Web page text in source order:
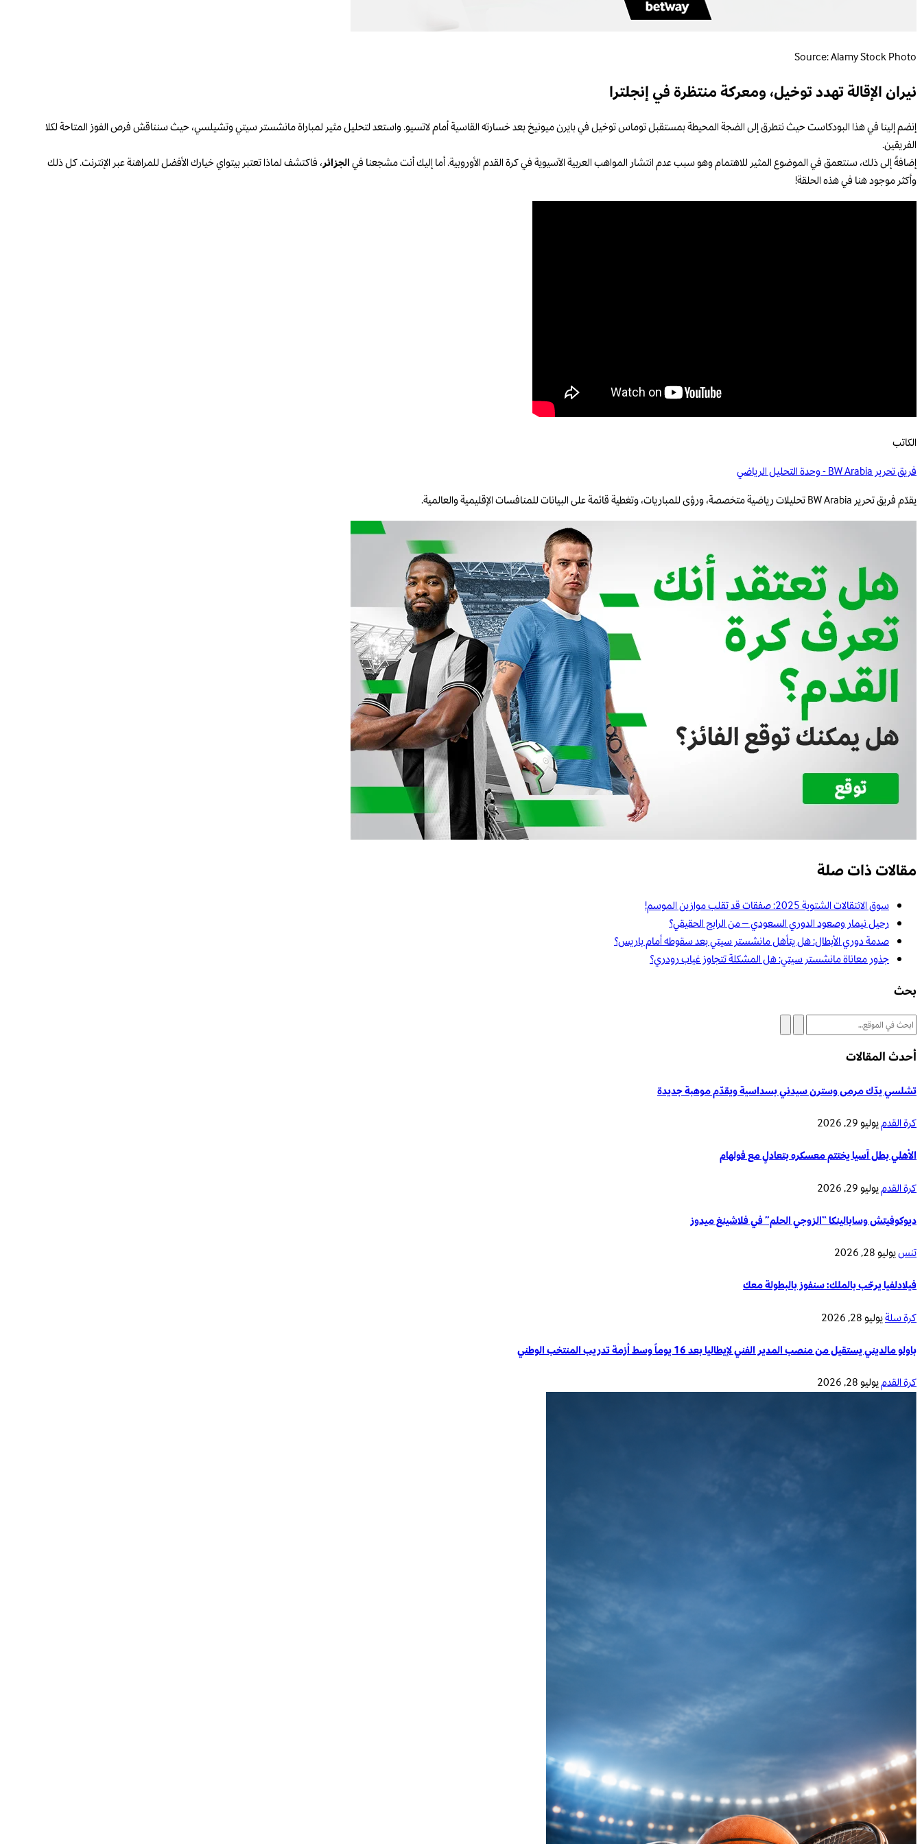
Source: Alamy Stock Photo
نيران الإقالة تهدد توخيل، ومعركة منتظرة في إنجلترا
إنضم إلينا في هذا البودكاست حيث نتطرق إلى الضجة المحيطة بمستقبل توماس توخيل في بايرن ميونيخ بعد خسارته القاسية أمام لاتسيو. واستعد لتحليل مثير لمباراة مانشستر سيتي وتشيلسي، حيث سنناقش فرص الفوز المتاحة لكلا
الفريقين.
إضافةً إلى ذلك، سنتعمق في الموضوع المثير للاهتمام وهو سبب عدم انتشار المواهب العربية الآسيوية في كرة القدم الأوروبية. أما إليك أنت مشجعنا فيالجزائر، فاكتشف لماذا تعتبر بيتواي خيارك الأفضل للمراهنة عبر الإنترنت. كل ذلك
وأكثر موجود هنا في هذه الحلقة!
الكاتب
فريق تحرير BW Arabia - وحدة التحليل الرياضي
يقدّم فريق تحرير BW Arabia تحليلات رياضية متخصصة، ورؤى للمباريات، وتغطية قائمة على البيانات للمنافسات الإقليمية والعالمية.
مقالات ذات صلة
سوق الانتقالات الشتوية 2025: صفقات قد تقلب موازين الموسم!
رحيل نيمار وصعود الدوري السعودي – من الرابح الحقيقي؟
صدمة دوري الأبطال: هل يتأهل مانشستر سيتي بعد سقوطه أمام باريس؟
جذور معاناة مانشستر سيتي: هل المشكلة تتجاوز غياب رودري؟
بحث
أحدث المقالات
تشلسي يدّك مرمى وسترن سيدني بسداسية ويقدّم موهبة جديدة
كرة القدميوليو 29, 2026
الأهلي بطل آسيا يختتم معسكره بتعادلٍ مع فولهام
كرة القدميوليو 29, 2026
ديوكوفيتش وسابالينكا “الزوجي الحلم” في فلاشينغ ميدوز
تنسيوليو 28, 2026
فيلادلفيا يرحّب بالملك: سنفوز بالبطولة معك
كرة سلةيوليو 28, 2026
باولو مالديني يستقيل من منصب المدير الفني لإيطاليا بعد 16 يوماً وسط أزمة تدريب المنتخب الوطني
كرة القدميوليو 28, 2026